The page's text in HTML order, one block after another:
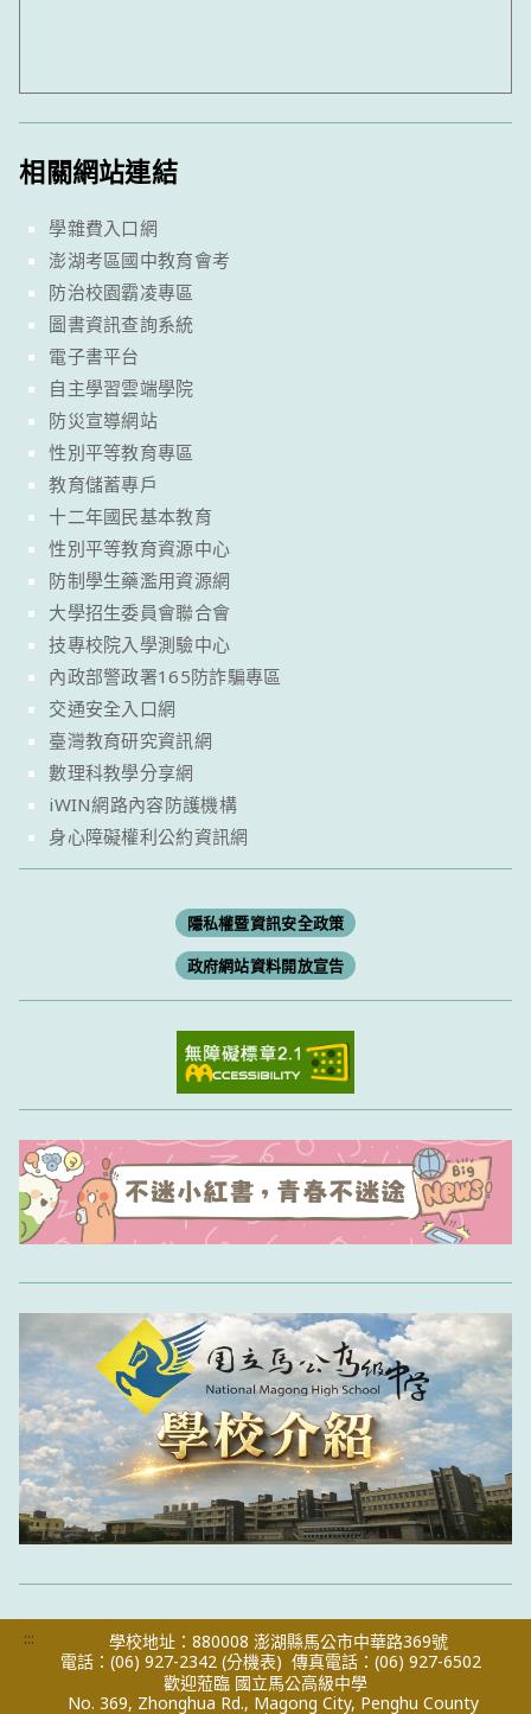
相關網站連結
學雜費入口網
澎湖考區國中教育會考
防治校園霸凌專區
圖書資訊查詢系統
電子書平台
自主學習雲端學院
防災宣導網站
性別平等教育專區
教育儲蓄專戶
十二年國民基本教育
性別平等教育資源中心
防制學生藥濫用資源網
大學招生委員會聯合會
技專校院入學測驗中心
內政部警政署165防詐騙專區
交通安全入口網
臺灣教育研究資訊網
數理科教學分享網
iWIN網路內容防護機構
身心障礙權利公約資訊網
隱私權暨資訊安全政策
政府網站資料開放宣告
:::
學校地址：880008 澎湖縣馬公市中華路369號
電話：(06) 927-2342 (分機表) 傳真電話：(06) 927-6502
歡迎蒞臨 國立馬公高級中學
No. 369, Zhonghua Rd., Magong City, Penghu County